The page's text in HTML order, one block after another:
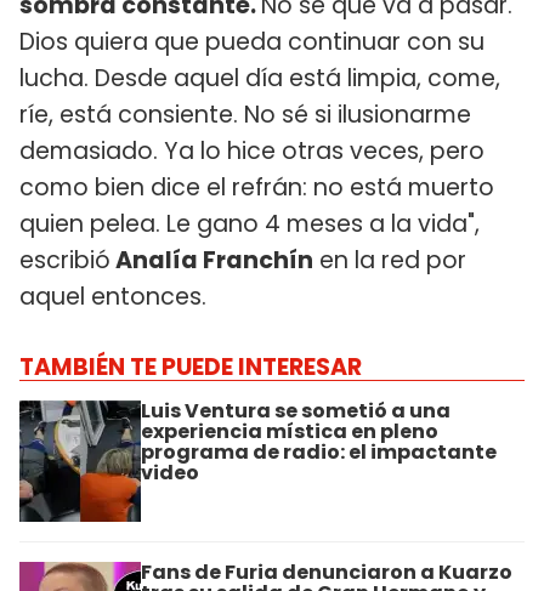
Dios quiera que pueda continuar con su
lucha. Desde aquel día está limpia, come,
ríe, está consiente. No sé si ilusionarme
demasiado. Ya lo hice otras veces, pero
como bien dice el refrán: no está muerto
quien pelea. Le gano 4 meses a la vida",
escribióAnalía Franchín en la red por
aquel entonces.
TAMBIÉN TE PUEDE INTERESAR
Luis Ventura se sometió a una
experiencia mística en pleno
programa de radio: el impactante
video
Fans de Furia denunciaron a Kuarzo